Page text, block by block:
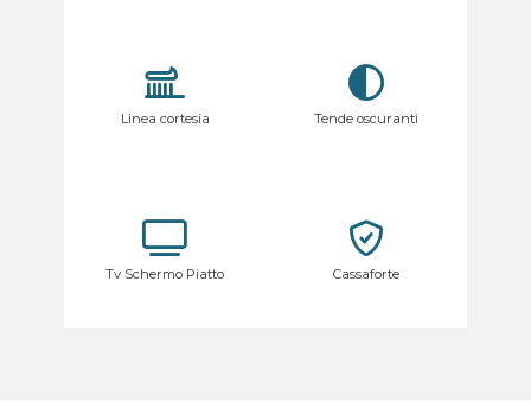
Linea cortesia Tende oscuranti
Tv Schermo Piatto Cassaforte